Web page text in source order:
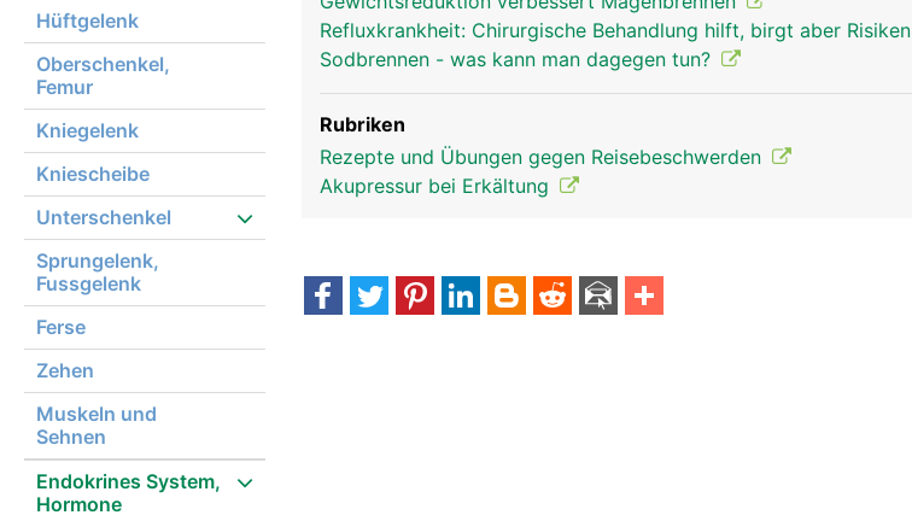
Hüftgelenk
Oberschenkel,
Femur
Kniegelenk
Kniescheibe
Unterschenkel
Sprungelenk,
Fussgelenk
Ferse
Zehen
Muskeln und
Sehnen
Endokrines System,
Hormone
Refluxkrankheit: Chirurgische Behandlung hilft, birgt aber Risiken
Sodbrennen - was kann man dagegen tun?
Rubriken
Rezepte und Übungen gegen Reisebeschwerden
Akupressur bei Erkältung